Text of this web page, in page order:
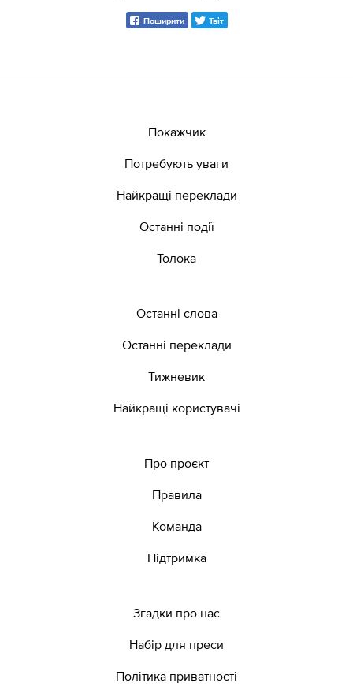
Поширити Твіт
Покажчик
Потребують уваги
Найкращі переклади
Останні події
Толока
Останні слова
Останні переклади
Тижневик
Найкращі користувачі
Про проєкт
Правила
Команда
Підтримка
Згадки про нас
Набір для преси
Політика приватності